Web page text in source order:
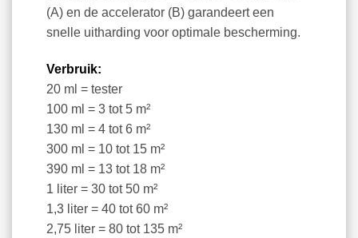
(A) en de accelerator (B) garandeert een
snelle uitharding voor optimale bescherming.
Verbruik:
20 ml = tester
100 ml = 3 tot 5 m²
130 ml = 4 tot 6 m²
300 ml = 10 tot 15 m²
390 ml = 13 tot 18 m²
1 liter = 30 tot 50 m²
1,3 liter = 40 tot 60 m²
2,75 liter = 80 tot 135 m²